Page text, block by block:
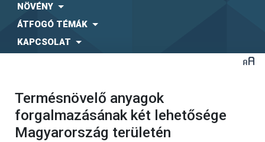
NÖVÉNY
ÁTFOGÓ TÉMÁK
KAPCSOLAT
Termésnövelő anyagok
forgalmazásának két lehetősége
Magyarország területén